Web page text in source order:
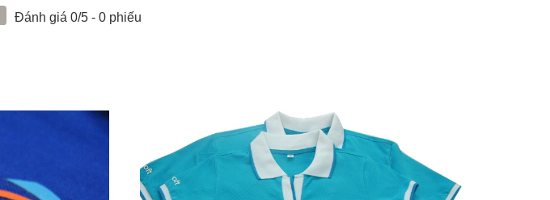
Đánh giá 0/5 - 0 phiếu